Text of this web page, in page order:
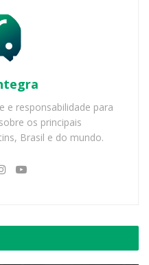
e responsabilidade para
os principais
Brasil e do mundo.